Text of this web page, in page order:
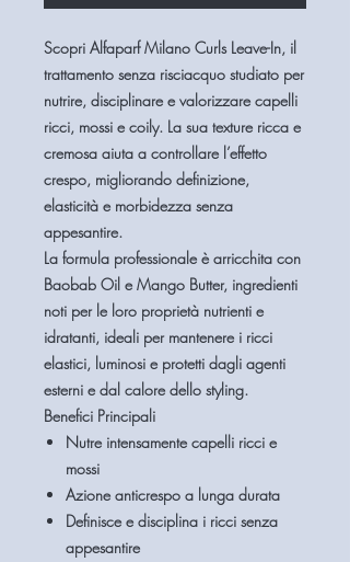
Scopri Alfaparf Milano Curls Leave-In, il
trattamento senza risciacquo studiato per
nutrire, disciplinare e valorizzare capelli
ricci, mossi e coily. La sua texture ricca e
cremosa aiuta a controllare l’effetto
crespo, migliorando definizione,
elasticità e morbidezza senza
appesantire.
La formula professionale è arricchita con
Baobab Oil e Mango Butter, ingredienti
noti per le loro proprietà nutrienti e
idratanti, ideali per mantenere i ricci
elastici, luminosi e protetti dagli agenti
esterni e dal calore dello styling.
Benefici Principali
Nutre intensamente capelli ricci e
mossi
Azione anticrespo a lunga durata
Definisce e disciplina i ricci senza
appesantire